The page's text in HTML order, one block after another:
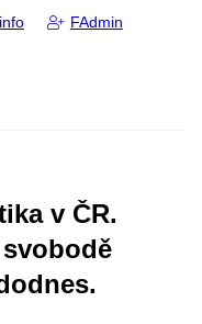
FAdmin
v ČR.